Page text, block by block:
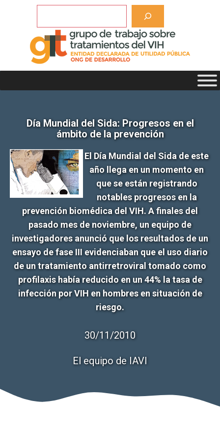
Día Mundial del Sida: Progresos en el
ámbito de la prevención
El Día Mundial del Sida de este
año llega en un momento en
que se están registrando
notables progresos en la
prevención biomédica del VIH. A finales del
pasado mes de noviembre, un equipo de
investigadores anunció que los resultados de un
ensayo de fase III evidenciaban que el uso diario
de un tratamiento antirretroviral tomado como
profilaxis había reducido en un 44% la tasa de
infección por VIH en hombres en situación de
riesgo.
30/11/2010
El equipo de IAVI